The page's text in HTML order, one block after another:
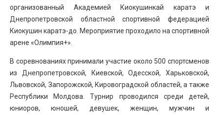
организованный Академией Киокушинкай каратэ и
Днепропетровской областной спортивной федерацией
Киокушин каратэ-до. Мероприятие проходило на спортивной
арене «Олимпия+».
В соревнованиях принимали участие около 500 спортсменов
из Днепропетровской, Киевской, Одесской, Харьковской,
Львовской, Запорожской, Кировоградской областей, а также
Республики Молдова. Турнир проводился среди детей,
юниоров, юношей, девушек, женщин, мужчин и